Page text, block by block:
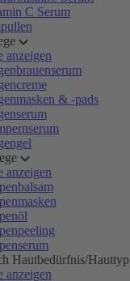
C Serum
anzeigen
& -pads
anzeigen
Hautbedürfnis/Hauttyp
anzeigen